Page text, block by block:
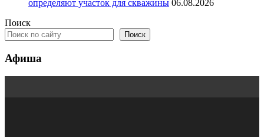
определяют участок для скважины 06.08.2026
Поиск
Поиск
Афиша